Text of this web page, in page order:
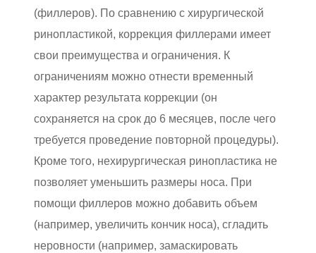
(филлеров). По сравнению с хирургической
ринопластикой, коррекция филлерами имеет
свои преимущества и ограничения. К
ограничениям можно отнести временный
характер результата коррекции (он
сохраняется на срок до 6 месяцев, после чего
требуется проведение повторной процедуры).
Кроме того, нехирургическая ринопластика не
позволяет уменьшить размеры носа. При
помощи филлеров можно добавить объем
(например, увеличить кончик носа), сгладить
неровности (например, замаскировать